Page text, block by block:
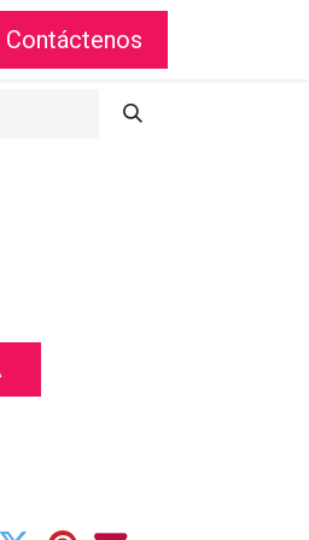
Contáctenos